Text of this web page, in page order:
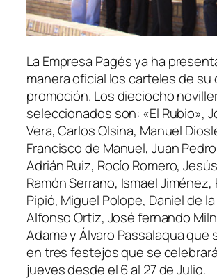
La Empresa Pagés ya ha
manera oficial los carteles de su
promoción. Los dieciocho
seleccionados son: «El Rubio»,
Vera, Carlos Olsina, Manuel
Francisco de Manuel, Juan
Adrián Ruiz, Rocío Romero,
Ramón Serrano, Ismael Jiménez,
Pipió, Miguel Polope, Daniel de
Alfonso Ortiz, José fernando
Adame y Álvaro Passalaqua que
en tres festejos que se
jueves desde el 6 al 27 de Julio.